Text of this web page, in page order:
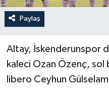
Paylaş
Altay, İskenderunspor
kaleci Ozan Özenç,
libero Ceyhun